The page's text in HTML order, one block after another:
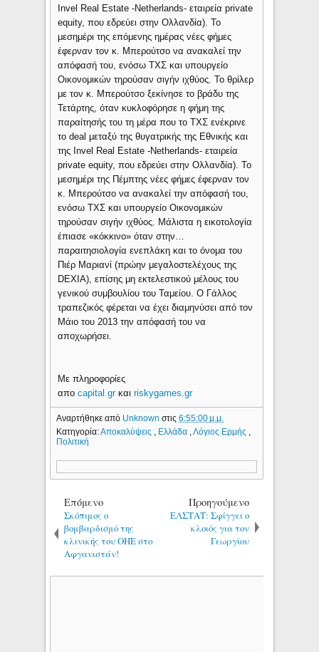
Invel Real Estate -Netherlands- εταιρεία private
equity, που εδρεύει στην Ολλανδία). Το
μεσημέρι της επόμενης ημέρας νέες φήμες
έφερναν τον κ. Μπερούτσο να ανακαλεί την
απόφασή του, ενόσω ΤΧΣ και υπουργείο
Οικονομικών τηρούσαν σιγήν ιχθύος. Το θρίλερ
με τον κ. Μπερούτσο ξεκίνησε το βράδυ της
Τετάρτης, όταν κυκλοφόρησε η φήμη της
παραίτησής του τη μέρα που το ΤΧΣ ενέκρινε
το deal μεταξύ της θυγατρικής της Εθνικής και
της Invel Real Estate -Netherlands- εταιρεία
private equity, που εδρεύει στην Ολλανδία). Το
μεσημέρι της Πέμπτης νέες φήμες έφερναν τον
κ. Μπερούτσο να ανακαλεί την απόφασή του,
ενόσω ΤΧΣ και υπουργείο Οικονομικών
τηρούσαν σιγήν ιχθύος. Μάλιστα η εικοτολογία
έπιασε «κόκκινο» όταν στην…
παραιτησιολογία ενεπλάκη και το όνομα του
Πιέρ Μαριανί (πρώην μεγαλοστελέχους της
DEXIA), επίσης μη εκτελεστικού μέλους του
γενικού συμβουλίου του Ταμείου. Ο Γάλλος
τραπεζικός φέρεται να έχει διαμηνύσει από τον
Μάιο του 2013 την απόφασή του να
αποχωρήσει.
Με πληροφορίες
αποcapital.grκαιriskygames.gr
Αναρτήθηκε από Unknownστις6:55:00 μ.μ.
Κατηγορία:Αποκαλύψεις , Ελλάδα ,Λόγιος Ερμής ,
Πολιτική
Επόμενο
Σκόπιμος ο
βομβαρδισμό της
κλινικής του ΟΗΕ στο
Αφγανιστάν!
Προηγούμενο
ΕΛΣΤΑΤ: Σφίγγει ο
κλοιός για τον
Γεωργίου